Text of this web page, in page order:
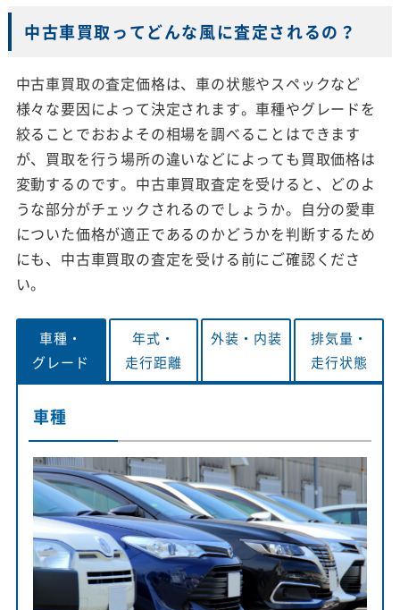
中古車買取ってどんな風に査定されるの？
中古車買取の査定価格は、車の状態やスペックなど
様々な要因によって決定されます。車種やグレードを
絞ることでおおよその相場を調べることはできます
が、買取を行う場所の違いなどによっても買取価格は
変動するのです。中古車買取査定を受けると、どのよ
うな部分がチェックされるのでしょうか。自分の愛車
についた価格が適正であるのかどうかを判断するため
にも、中古車買取の査定を受ける前にご確認くださ
い。
車種・
グレード
年式・
走行距離
外装・ 内装
排気量・
走行状態
車種